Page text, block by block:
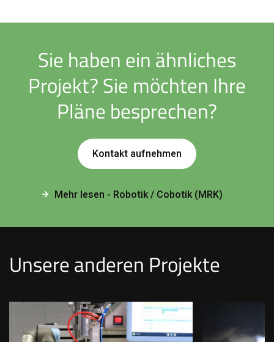
Sie haben ein ähnliches
Projekt? Sie möchten Ihre
Pläne besprechen?
Kontakt aufnehmen
Mehr lesen - Robotik / Cobotik (MRK)
Unsere anderen Projekte